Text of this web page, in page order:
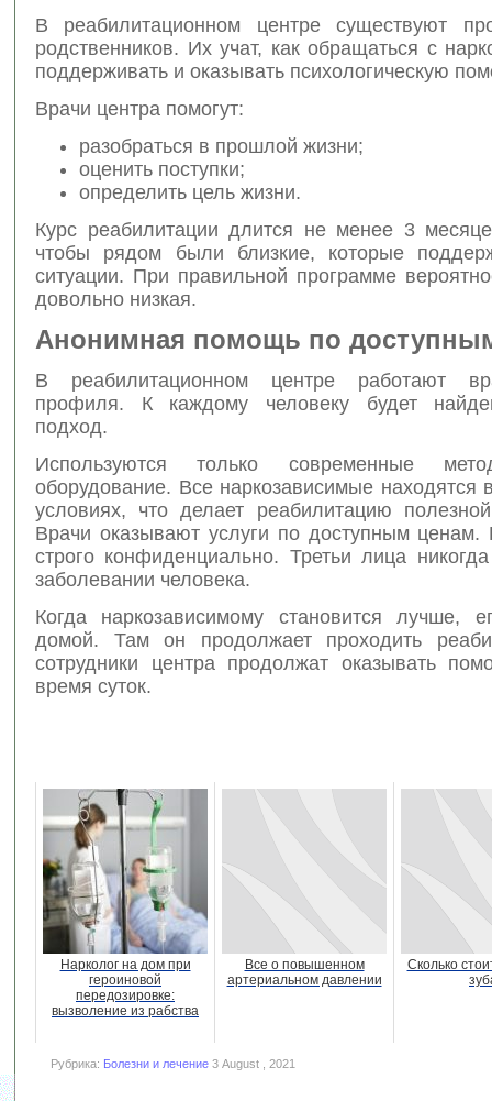
В реабилитационном центре существуют
родственников. Их учат, как обращаться с
поддерживать и оказывать психологическую
Врачи центра помогут:
разобраться в прошлой жизни;
оценить поступки;
определить цель жизни.
Курс реабилитации длится не менее 3
чтобы рядом были близкие, которые
ситуации. При правильной программе
довольно низкая.
Анонимная помощь по
В реабилитационном центре работают
профиля. К каждому человеку будет
подход.
Используются только современные
оборудование. Все наркозависимые находятся
условиях, что делает реабилитацию
Врачи оказывают услуги по доступным ценам.
строго конфиденциально. Третьи лица
заболевании человека.
Когда наркозависимому становится лучше,
домой. Там он продолжает проходить
сотрудники центра продолжат оказывать
время суток.
Нарколог на дом при
героиновой
передозировке:
вызволение из рабства
Все о повышенном
артериальном давлении
Сколько
Рубрика: Болезни и лечение 3 August , 2021